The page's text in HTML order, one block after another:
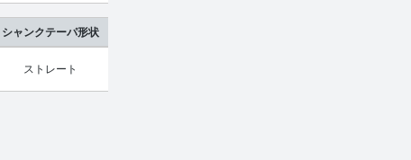
シャンクテーパ形状
ストレート